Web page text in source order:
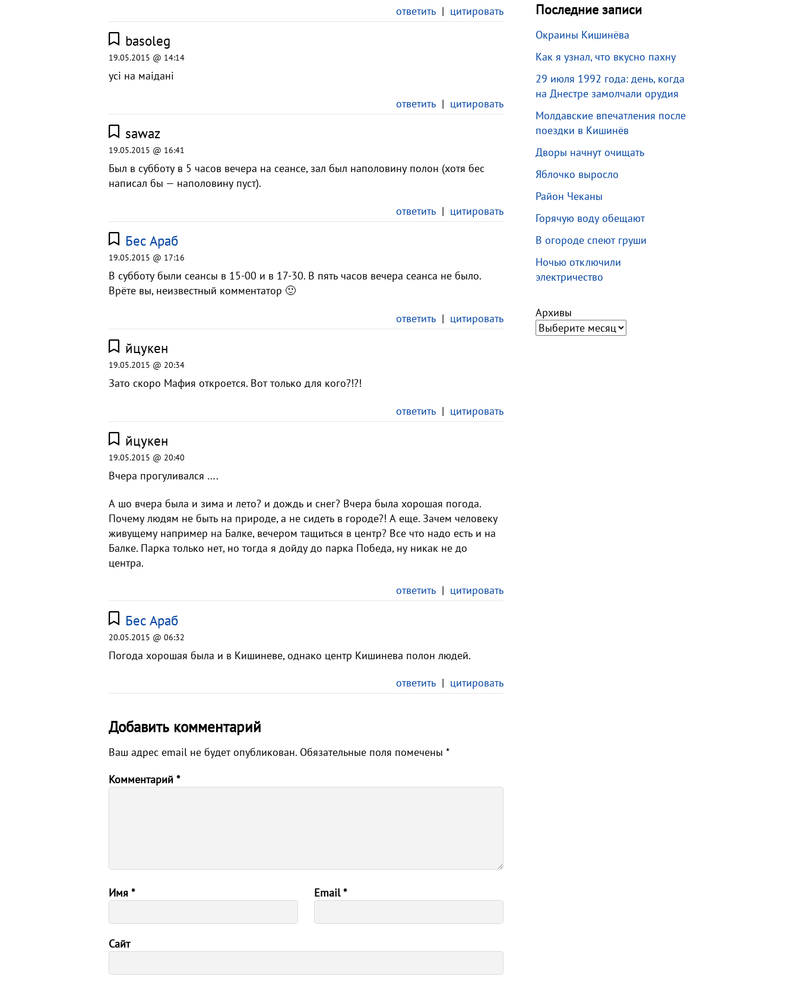
ответить | цитировать
basoleg
19.05.2015 @ 14:14
усi на маiданi
ответить | цитировать
sawaz
19.05.2015 @ 16:41
Был в субботу в 5 часов вечера на сеансе, зал был наполовину полон (хотя бес
написал бы — наполовину пуст).
ответить | цитировать
Бес Араб
19.05.2015 @ 17:16
В субботу были сеансы в 15-00 и в 17-30. В пять часов вечера сеанса не было.
Врёте вы, неизвестный комментатор 🙂
ответить | цитировать
йцукен
19.05.2015 @ 20:34
Зато скоро Мафия откроется. Вот только для кого?!?!
ответить | цитировать
йцукен
19.05.2015 @ 20:40
Вчера прогуливался ….
А шо вчера была и зима и лето? и дождь и снег? Вчера была хорошая погода.
Почему людям не быть на природе, а не сидеть в городе?! А еще. Зачем человеку
живущему например на Балке, вечером тащиться в центр? Все что надо есть и на
Балке. Парка только нет, но тогда я дойду до парка Победа, ну никак не до
центра.
ответить | цитировать
Бес Араб
20.05.2015 @ 06:32
Погода хорошая была и в Кишиневе, однако центр Кишинева полон людей.
ответить | цитировать
Добавить комментарий
Ваш адрес email не будет опубликован. Обязательные поля помечены *
Комментарий *
Имя * Email*
Сайт
Последние записи
Окраины Кишинёва
Как я узнал, что вкусно пахну
29 июля 1992 года: день, когда
на Днестре замолчали орудия
Молдавские впечатления после
поездки в Кишинёв
Дворы начнут очищать
Яблочко выросло
Район Чеканы
Горячую воду обещают
В огороде спеют груши
Ночью отключили
электричество
Архивы